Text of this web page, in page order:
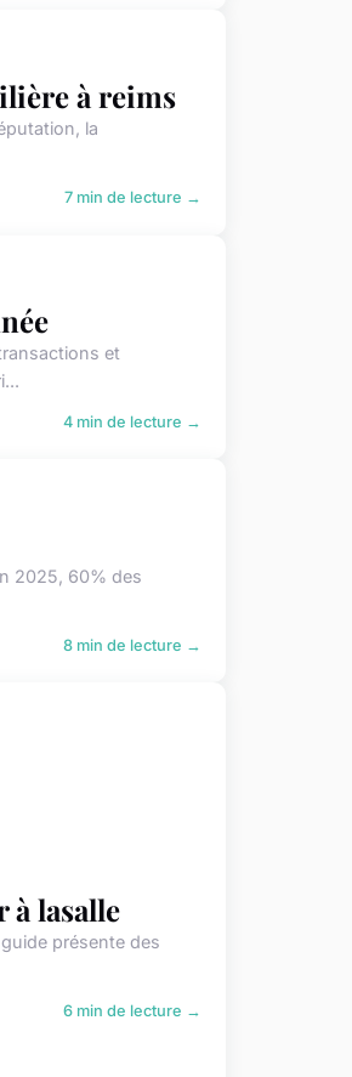
à reims
la
7 min de lecture →
et
4 min de lecture →
2025, 60% des
8 min de lecture →
lasalle
présente des
6 min de lecture →